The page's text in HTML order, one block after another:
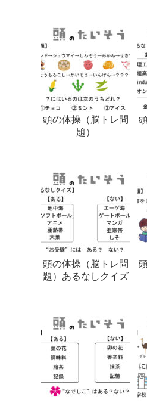
頭の体操（脳トレ問
題）
頭の体操（脳トレ問
題）あるなしクイズ